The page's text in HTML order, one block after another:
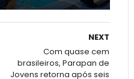
NEXT
Com quase cem
brasileiros, Parapan de
Jovens retorna após seis